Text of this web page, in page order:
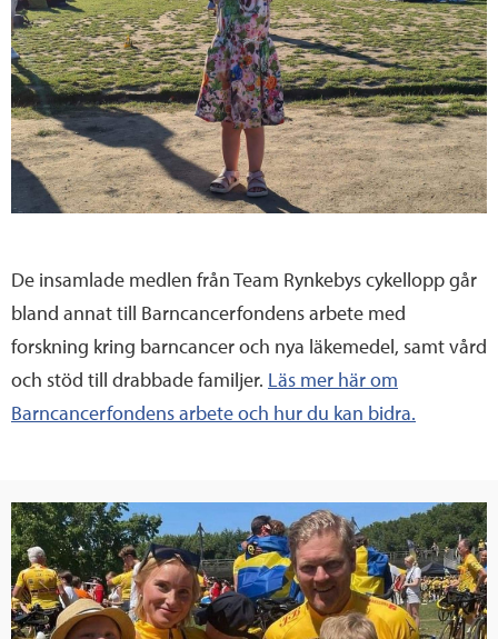
De insamlade medlen från Team Rynkebys cykellopp går
bland annat till Barncancerfondens arbete med
forskning kring barncancer och nya läkemedel, samt vård
och stöd till drabbade familjer. Läs mer här om
Barncancerfondens arbete och hur du kan bidra.